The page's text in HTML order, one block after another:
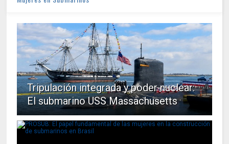
Tripulación integrada y poder nuclear:
El submarino USS Massachusetts